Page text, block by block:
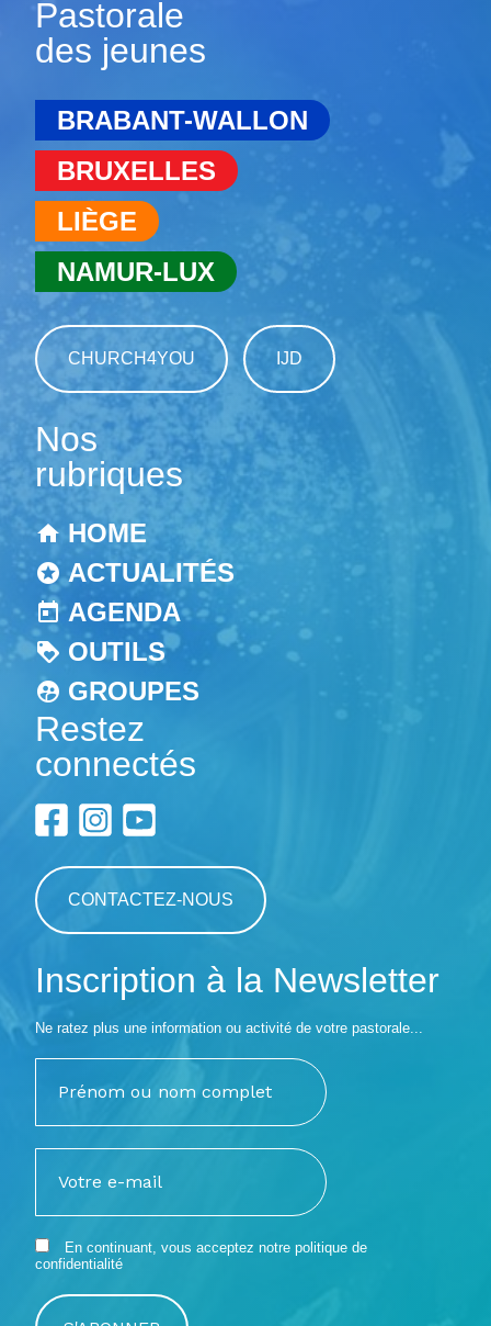
Pastorale
des jeunes
BRABANT-WALLON
BRUXELLES
LIÈGE
NAMUR-LUX
CHURCH4YOU IJD
Nos
rubriques
HOME
ACTUALITÉS
AGENDA
OUTILS
GROUPES
Restez
connectés
CONTACTEZ-NOUS
Inscription à la Newsletter
Ne ratez plus une information ou activité de votre pastorale...
En continuant, vous acceptez notre politique de
confidentialité